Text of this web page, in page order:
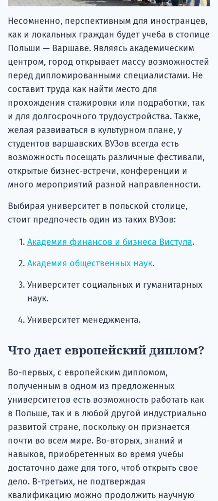
Несомненно, перспективным для иностранцев,
как и локальных граждан будет учеба в столице
Польши — Варшаве. Являясь академическим
центром, город открывает массу возможностей
перед дипломированными специалистами. Не
составит труда как найти место для
прохождения стажировки или подработки, так
и для долгосрочного трудоустройства. Также,
желая развиваться в культурном плане, у
студентов варшавских ВУЗов всегда есть
возможность посещать различные фестивали,
открытые бизнес-встречи, конференции и
много мероприятий разной направленности.
Выбирая университет в польской столице,
стоит предпочесть один из таких ВУЗов:
Академия финансов и бизнеса Вистула.
Академия общественных наук.
Университет социальных и гуманитарных
наук.
Университет менеджмента.
Что дает европейский диплом?
Во-первых, с европейским дипломом,
полученным в одном из предложенных
университетов есть возможность работать как
в Польше, так и в любой другой индустриально
развитой стране, поскольку он признается
почти во всем мире. Во-вторых, знаний и
навыков, приобретенных во время учебы
достаточно даже для того, чтоб открыть свое
дело. В-третьих, не подтверждая
квалификацию можно продолжить научную